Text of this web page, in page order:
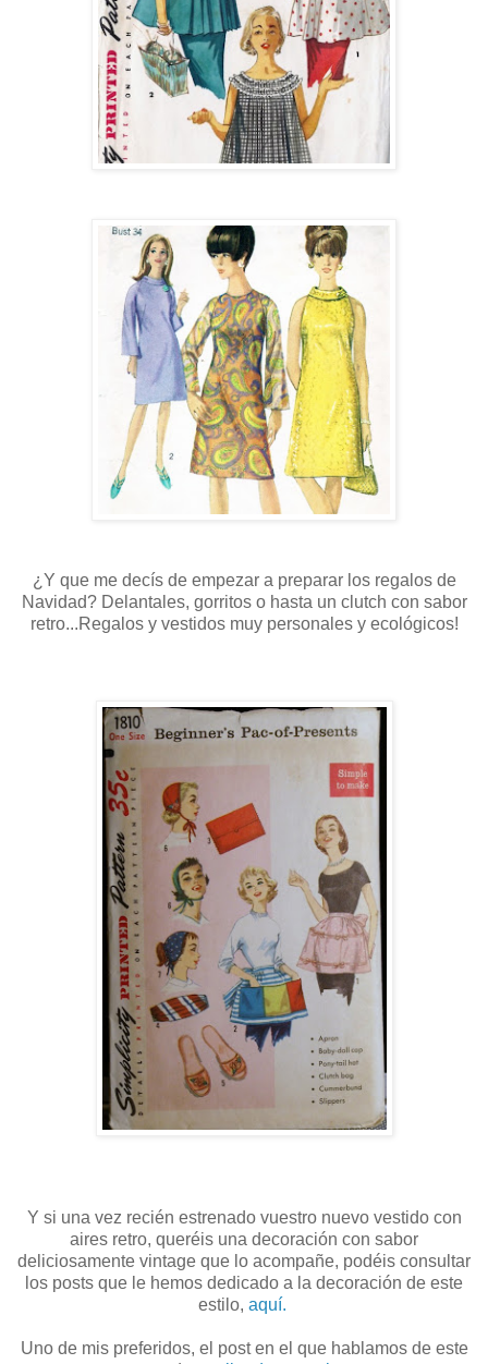
¿Y que me decís de empezar a preparar los regalos de
Navidad? Delantales, gorritos o hasta un clutch con sabor
retro...Regalos y vestidos muy personales y ecológicos!
Y si una vez recién estrenado vuestro nuevo vestido con
aires retro, queréis una decoración con sabor
deliciosamente vintage que lo acompañe, podéis consultar
los posts que le hemos dedicado a la decoración de este
estilo, aquí.
Uno de mis preferidos, el post en el que hablamos de este